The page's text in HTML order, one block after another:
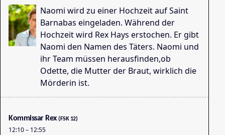
Naomi wird zu einer Hochzeit auf Saint
Barnabas eingeladen. Während der
Hochzeit wird Rex Hays erstochen. Er gibt
Naomi den Namen des Täters. Naomi und
ihr Team müssen herausfinden,ob
Odette, die Mutter der Braut, wirklich die
Mörderin ist.
Kommissar Rex (FSK 12)
12:10– 12:55